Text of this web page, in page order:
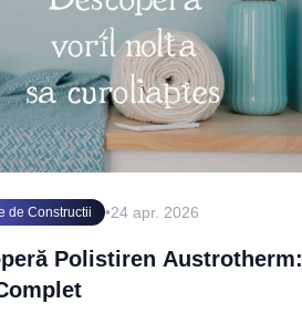
de Constructii •24 apr. 2026
Polistiren Austrotherm: